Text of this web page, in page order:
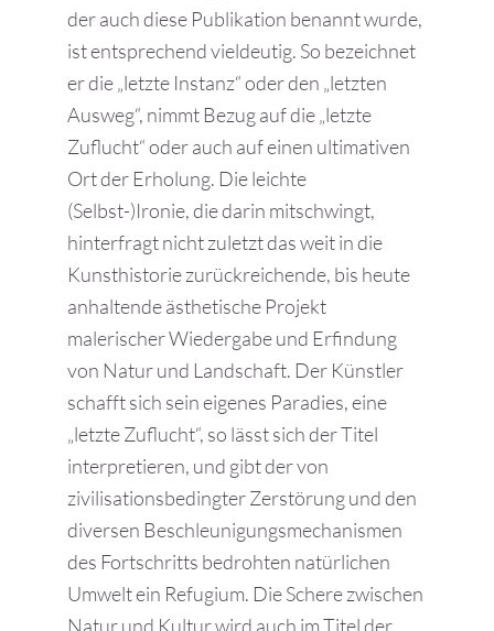
der auch diese Publikation benannt wurde,
ist entsprechend vieldeutig. So bezeichnet
er die „letzte Instanz“ oder den „letzten
Ausweg“, nimmt Bezug auf die „letzte
Zuflucht“ oder auch auf einen ultimativen
Ort der Erholung. Die leichte
(Selbst-)Ironie, die darin mitschwingt,
hinterfragt nicht zuletzt das weit in die
Kunsthistorie zurückreichende, bis heute
anhaltende ästhetische Projekt
malerischer Wiedergabe und Erfindung
von Natur und Landschaft. Der Künstler
schafft sich sein eigenes Paradies, eine
„letzte Zuflucht“, so lässt sich der Titel
interpretieren, und gibt der von
zivilisationsbedingter Zerstörung und den
diversen Beschleunigungsmechanismen
des Fortschritts bedrohten natürlichen
Umwelt ein Refugium. Die Schere zwischen
Natur und Kultur wird auch im Titel der